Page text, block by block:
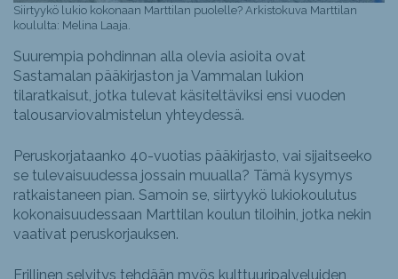
Siirtyykö lukio kokonaan Marttilan puolelle? Arkistokuva Marttilan
koululta: Melina Laaja.
Suurempia pohdinnan alla olevia asioita ovat
Sastamalan pääkirjaston ja Vammalan lukion
tilaratkaisut, jotka tulevat käsiteltäviksi ensi vuoden
talousarviovalmistelun yhteydessä.
Peruskorjataanko 40-vuotias pääkirjasto, vai sijaitseeko
se tulevaisuudessa jossain muualla? Tämä kysymys
ratkaistaneen pian. Samoin se, siirtyykö lukiokoulutus
kokonaisuudessaan Marttilan koulun tiloihin, jotka nekin
vaativat peruskorjauksen.
Erillinen selvitys tehdään myös kulttuuripalveluiden